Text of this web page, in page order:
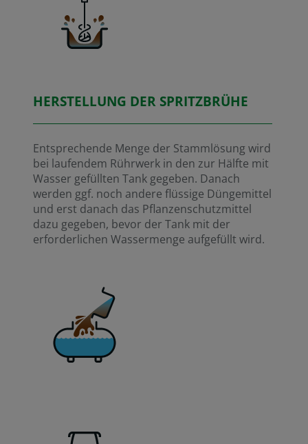
HERSTELLUNG DER SPRITZBRÜHE
Entsprechende Menge der Stammlösung wird
bei laufendem Rührwerk in den zur Hälfte mit
Wasser gefüllten Tank gegeben. Danach
werden ggf. noch andere flüssige Düngemittel
und erst danach das Pflanzenschutzmittel
dazu gegeben, bevor der Tank mit der
erforderlichen Wassermenge aufgefüllt wird.